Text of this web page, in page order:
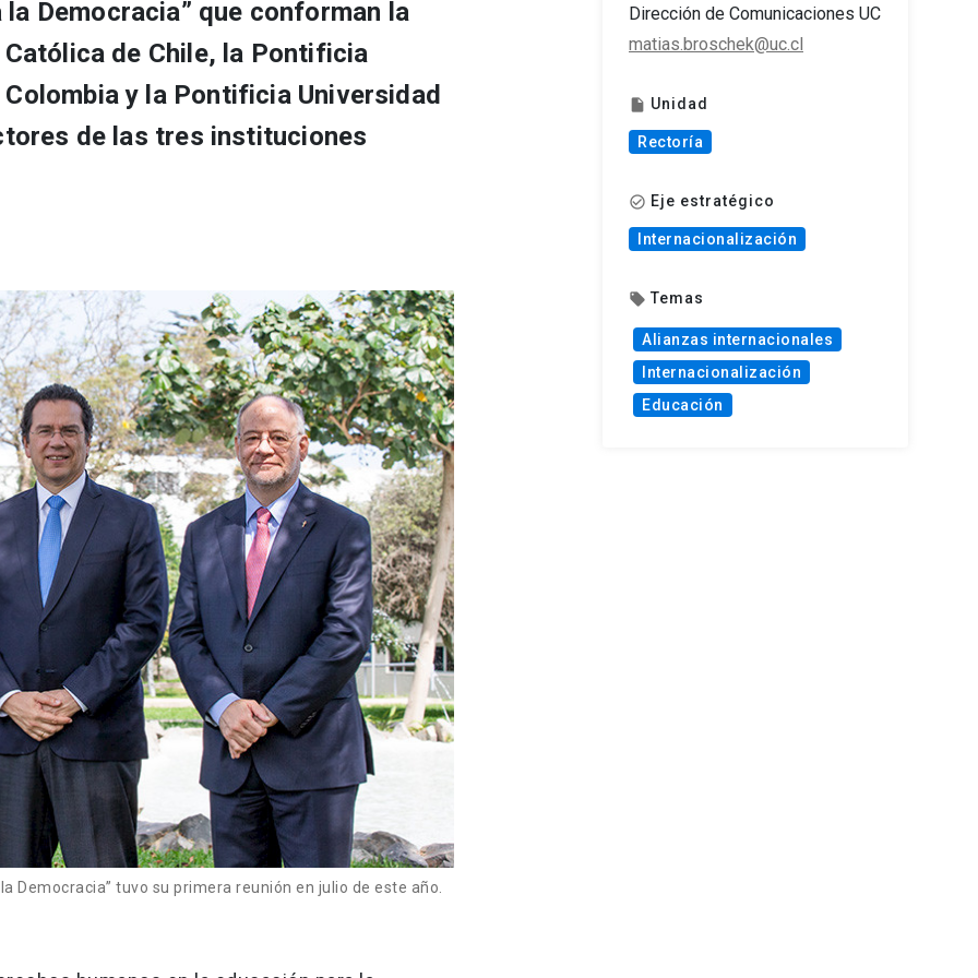
la Democracia” que conforman la
de Chile, la Pontificia
y la Pontificia Universidad
de las tres instituciones
Democracia” tuvo su primera reunión en julio de este año.
Dirección de Comunicaciones UC
matias.broschek@uc.cl
insert_drive_file Unidad
Rectoría
check_circle_outline Eje estratégico
Internacionalización
local_offer Temas
Alianzas internacionales
Internacionalización
Educación